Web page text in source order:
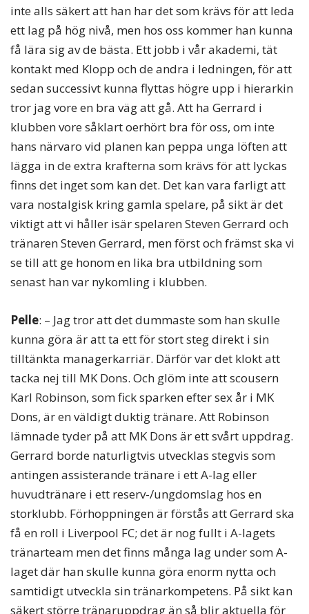
inte alls säkert att han har det som krävs för att leda
ett lag på hög nivå, men hos oss kommer han kunna
få lära sig av de bästa. Ett jobb i vår akademi, tät
kontakt med Klopp och de andra i ledningen, för att
sedan successivt kunna flyttas högre upp i hierarkin
tror jag vore en bra väg att gå. Att ha Gerrard i
klubben vore såklart oerhört bra för oss, om inte
hans närvaro vid planen kan peppa unga löften att
lägga in de extra krafterna som krävs för att lyckas
finns det inget som kan det. Det kan vara farligt att
vara nostalgisk kring gamla spelare, på sikt är det
viktigt att vi håller isär spelaren Steven Gerrard och
tränaren Steven Gerrard, men först och främst ska vi
se till att ge honom en lika bra utbildning som
senast han var nykomling i klubben.
Pelle: – Jag tror att det dummaste som han skulle
kunna göra är att ta ett för stort steg direkt i sin
tilltänkta managerkarriär. Därför var det klokt att
tacka nej till MK Dons. Och glöm inte att scousern
Karl Robinson, som fick sparken efter sex år i MK
Dons, är en väldigt duktig tränare. Att Robinson
lämnade tyder på att MK Dons är ett svårt uppdrag.
Gerrard borde naturligtvis utvecklas stegvis som
antingen assisterande tränare i ett A-lag eller
huvudtränare i ett reserv-/ungdomslag hos en
storklubb. Förhoppningen är förstås att Gerrard ska
få en roll i Liverpool FC; det är nog fullt i A-lagets
tränarteam men det finns många lag under som A-
laget där han skulle kunna göra enorm nytta och
samtidigt utveckla sin tränarkompetens. På sikt kan
säkert större tränaruppdrag än så blir aktuella för